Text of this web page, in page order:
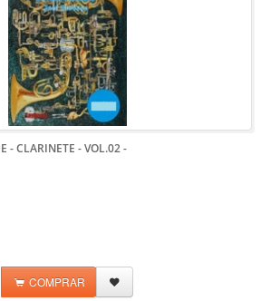
- CLARINETE - VOL.02-
COMPRAR